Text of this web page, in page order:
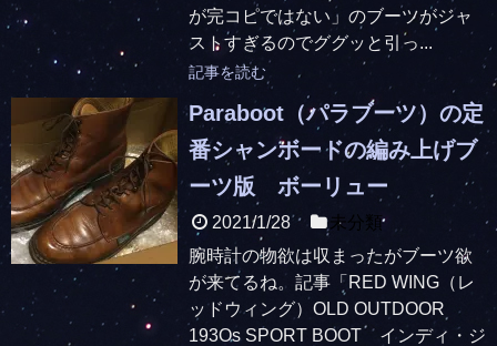
が完コピではない」のブーツがジャ
ストすぎるのでググッと引っ...
記事を読む
Paraboot（パラブーツ）の定
番シャンボードの編み上げブ
ーツ版 ボーリュー
2021/1/28
未分類
腕時計の物欲は収まったがブーツ欲
が来てるね。記事「RED WING（レ
ッドウィング）OLD OUTDOOR
193Os SPORT BOOT インディ・ジ